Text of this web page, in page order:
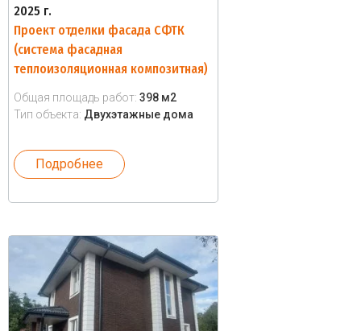
2025 г.
Проект отделки фасада СФТК
(система фасадная
теплоизоляционная композитная)
Общая площадь работ: 398 м2
Тип объекта: Двухэтажные дома
Подробнее